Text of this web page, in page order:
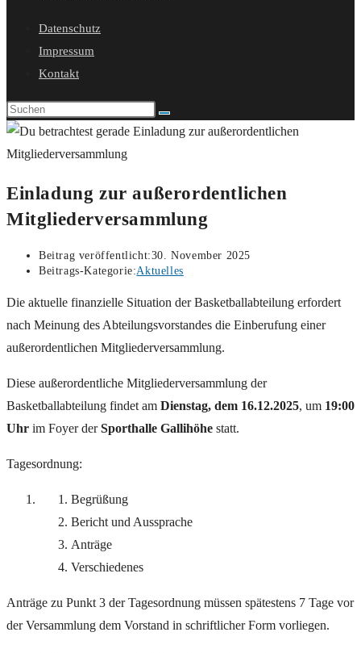
Datenschutz
Impressum
Kontakt
Einladung zur außerordentlichen
Mitgliederversammlung
Beitrag veröffentlicht:30. November 2025
Beitrags-Kategorie:Aktuelles
Die aktuelle finanzielle Situation der Basketballabteilung erfordert
nach Meinung des Abteilungsvorstandes die Einberufung einer
außerordentlichen Mitgliederversammlung.
Diese außerordentliche Mitgliederversammlung der
Basketballabteilung findet am Dienstag, dem 16.12.2025, um 19:00
Uhr im Foyer derSporthalle Gallihöhe statt.
Tagesordnung:
Begrüßung
Bericht und Aussprache
Anträge
Verschiedenes
Anträge zu Punkt 3 der Tagesordnung müssen spätestens 7 Tage vor
der Versammlung dem Vorstand in schriftlicher Form vorliegen.